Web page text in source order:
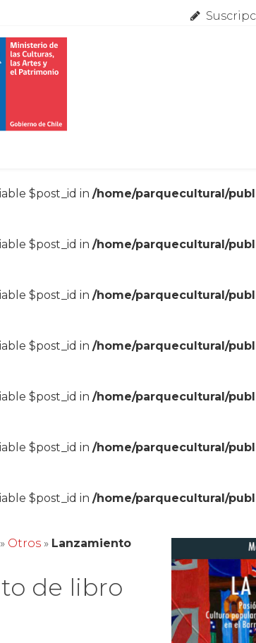
$post_id in/home/parquecultural/
$post_id in/home/parquecultural/
$post_id in/home/parquecultural/
$post_id in/home/parquecultural/
$post_id in/home/parquecultural/
$post_id in/home/parquecultural/
$post_id in/home/parquecultural/
» Otros » Lanzamiento
de libro